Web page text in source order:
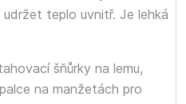
teplo uvnitř. Je lehká
šňůrky na lemu,
na manžetách pro